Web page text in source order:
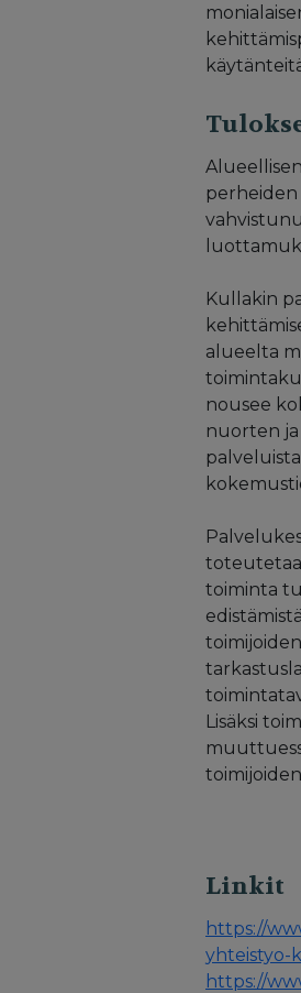
perheiden
Kullakin
alueelta
nousee
nuorten
toiminta
Lisäksi
Linkit
https://
yhteistyo-
https://